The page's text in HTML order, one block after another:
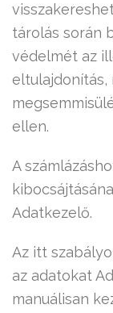
tárolás során
védelmét az
eltulajdonítás,
ellen.
A
Adatkezelő.
Az itt
az adatokat
manuálisan